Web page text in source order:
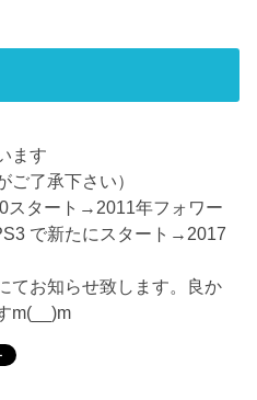
ます
ご了承下さい）
スタート→2011年フォワー
で新たにスタート→2017
てお知らせ致します。良か
m(__)m